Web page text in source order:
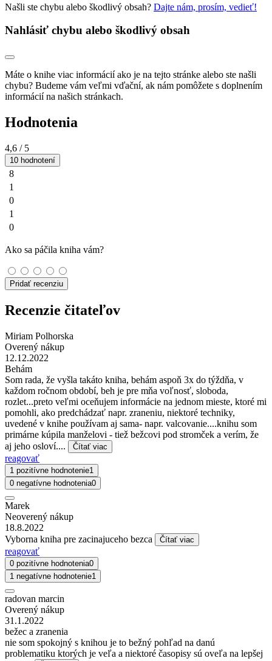
Našli ste chybu alebo škodlivý obsah? Dajte nám, prosím, vedieť!
Nahlásiť chybu alebo škodlivý obsah
Máte o knihe viac informácií ako je na tejto stránke alebo ste našli
chybu? Budeme vám veľmi vďační, ak nám pomôžete s doplnením
informácií na našich stránkach.
Hodnotenia
4,6 / 5
10 hodnotení
8
1
0
1
0
Ako sa páčila kniha vám?
Pridať recenziu
Recenzie čitateľov
Miriam Polhorska
Overený nákup
12.12.2022
Behám
Som rada, že vyšla takáto kniha, behám aspoň 3x do týždňa, v
každom ročnom období, beh je pre mňa voľnosť, sloboda,
rozlet...preto veľmi oceňujem informácie na jednom mieste, ktoré mi
pomohli, ako predchádzať napr. zraneniu, niektoré techniky,
uvedené v knihe používam aj sama- napr. valcovanie....knihu som
primárne kúpila manželovi - tiež bežcovi pod stromček a verím, že
aj jeho osloví....
Čítať viac
reagovať
1 pozitívne hodnotenie1
0 negatívne hodnotenia0
Marek
Neoverený nákup
18.8.2022
Vyborna kniha pre zacinajuceho bezca
Čítať viac
reagovať
0 pozitívne hodnotenia0
1 negatívne hodnotenie1
radovan marcin
Overený nákup
31.1.2022
bežec a zranenia
nie som spokojný s knihou je to bežný pohľad na danú
problematiku ktorých je veľa a niektoré časopisy sú oveľa na lepšej